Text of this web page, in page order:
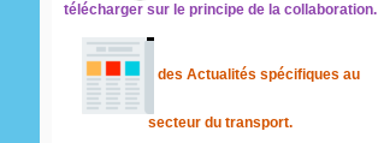
télécharger sur le principe de la collaboration.
des Actualités spécifiques au
secteur du transport.